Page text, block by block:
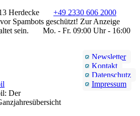
Herdecke
+49 2330 606 2000
Spambots geschützt! Zur Anzeige
sein.
Mo. - Fr. 09:00 Uhr - 16:00
Newsletter
Kontakt
Datenschutz
Impressum
Der